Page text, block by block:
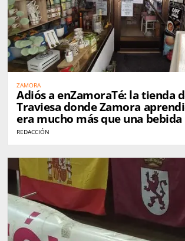
ZAMORA
Adiós a enZamoraTé: la tienda
Traviesa donde Zamora
era mucho más que una bebida
REDACCIÓN